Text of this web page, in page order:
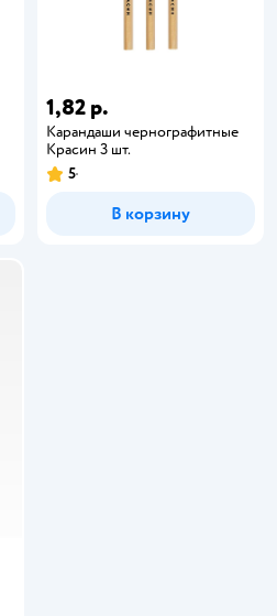
1,82 р.
Карандаши чернографитные
Красин 3 шт.
5
В корзину